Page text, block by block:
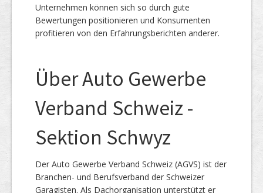
Unternehmen können sich so durch gute
Bewertungen positionieren und Konsumenten
profitieren von den Erfahrungsberichten anderer.
Über Auto Gewerbe
Verband Schweiz -
Sektion Schwyz
Der Auto Gewerbe Verband Schweiz (AGVS) ist der
Branchen- und Berufsverband der Schweizer
Garagisten. Als Dachorganisation unterstützt er